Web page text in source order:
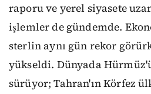
raporu ve yerel siyasete
işlemler de gündemde.
sterlin aynı gün rekor
yükseldi. Dünyada
sürüyor; Tahran'ın Körfez